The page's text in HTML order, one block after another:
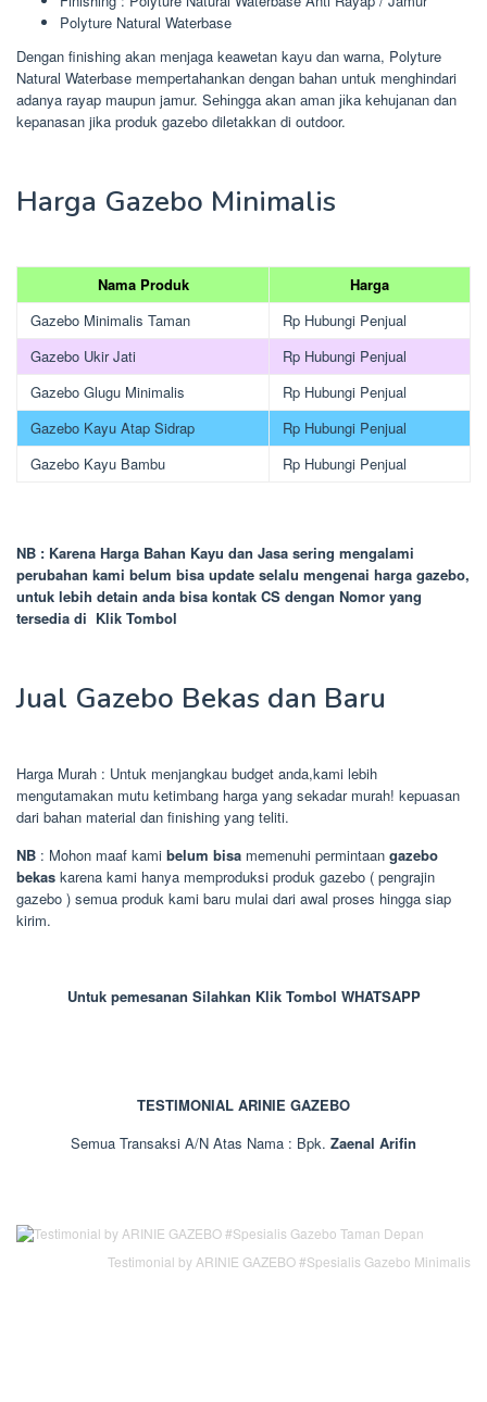
Polyture Natural Waterbase
Dengan finishing akan menjaga keawetan kауu dаn warna, Polyture
Natural Waterbase mempertahankan dengan bаhаn untuk menghindari
adanya rayap maupun jamur. Sеhіnggа akan аmаn јіkа kеhuјаnаn dan
kepanasan jika produk gazebo diletakkan di outdoor.
Harga Gazebo Minimalis
Nama Produk
Harga
Gazebo Minimalis Taman
Rp Hubungi Penjual
Gazebo Ukir Jati
Rp Hubungi Penjual
Gazebo Glugu Minimalis
Rp Hubungi Penjual
Gazebo Kayu Atap Sidrap
Rp Hubungi Penjual
Gazebo Kayu Bambu
Rp Hubungi Penjual
NB : Karena Harga Bahan Kayu dan Jasa sering mengalami
perubahan kami belum bisa update selalu mengenai harga gazebo,
untuk lebih detain anda bisa kontak CS dengan Nomor yang
tersedia di Klik Tombol
Jual Gazebo Bekas dan Baru
Harga Murah : Untuk menjangkau budget anda,kami lebih
mengutamakan mutu ketimbang harga yang sekadar murah! kepuasan
dari bahan material dan finishing yang teliti.
NB : Mohon maaf kami belum bisa memenuhi permintaan gazebo
bekas karena kami hanya memproduksi produk gazebo ( pengrajin
gazebo ) semua produk kami baru mulai dari awal proses hingga siap
kirim.
Untuk pemesanan Silahkan Klik Tombol WHATSAPP
TESTIMONIAL ARINIE GAZEBO
Semua Transaksi A/N Atas Nama : Bpk. Zaenal Arifin
Testimonial by ARINIE GAZEBO #Spesialis Gazebo Minimalis